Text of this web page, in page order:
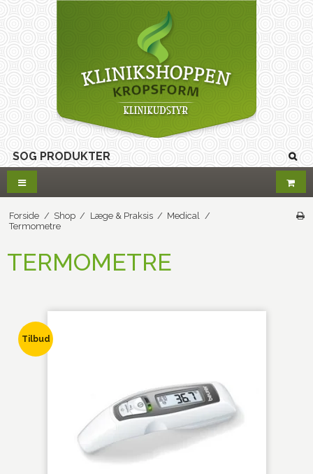
Forside / Shop / Læge & Praksis / Medical
/
Termometre
TERMOMETRE
Tilbud